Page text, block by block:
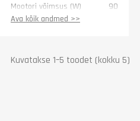
Mootori võimsus (W)
90
Mahuti maht (l)
Garantii
1 aasta
Ava kõik andmed >>
Kuvatakse 1–5 toodet (kokku 5)